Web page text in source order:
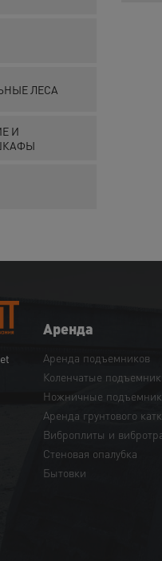
ЛЕСА
И
Аренда
Аренда подъемников
Коленчатые
Ножничные
Аренда грунтового
Виброплиты и
Cтеновая опалубка
Бытовки